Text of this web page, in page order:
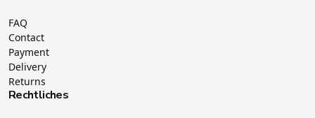
FAQ
Contact
Payment
Delivery
Returns
Rechtliches